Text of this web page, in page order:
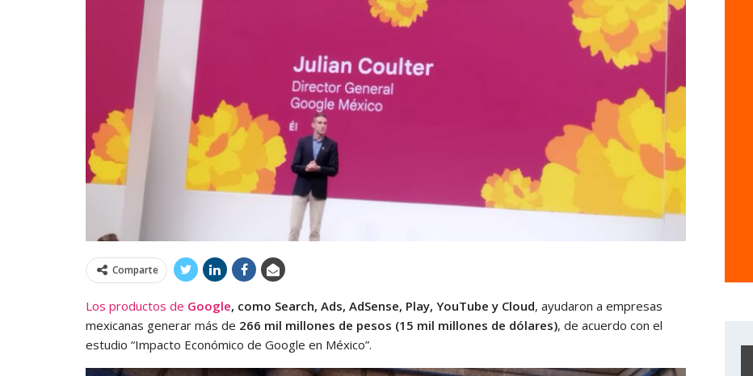
Comparte
Los productos de Google, como Search, Ads, AdSense, Play, YouTube y Cloud, ayudaron a empresas
mexicanas generar más de 266 mil millones de pesos (15 mil millones de dólares), de acuerdo con el
estudio “Impacto Económico de Google en México”.